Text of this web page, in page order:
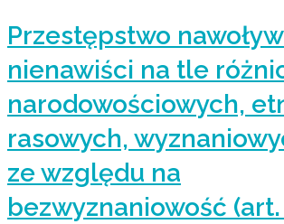
Przestępstwo
nienawiści na tle
narodowościowych,
rasowych,
ze względu na
bezwyznaniowość (art.